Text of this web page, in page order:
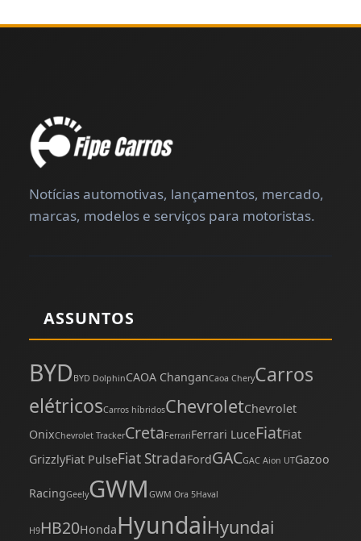
Notícias automotivas, lançamentos, mercado,
marcas, modelos e serviços para motoristas.
ASSUNTOS
BYD BYD DolphinCAOA ChanganCaoa CheryCarros
elétricosCarros híbridosChevroletChevrolet
OnixChevrolet TrackerCretaFerrariFerrari LuceFiatFiat
GrizzlyFiat PulseFiat StradaFordGACGAC Aion UTGazoo
RacingGeelyGWM GWM Ora 5Haval
H9HB20HondaHyundaiHyundai